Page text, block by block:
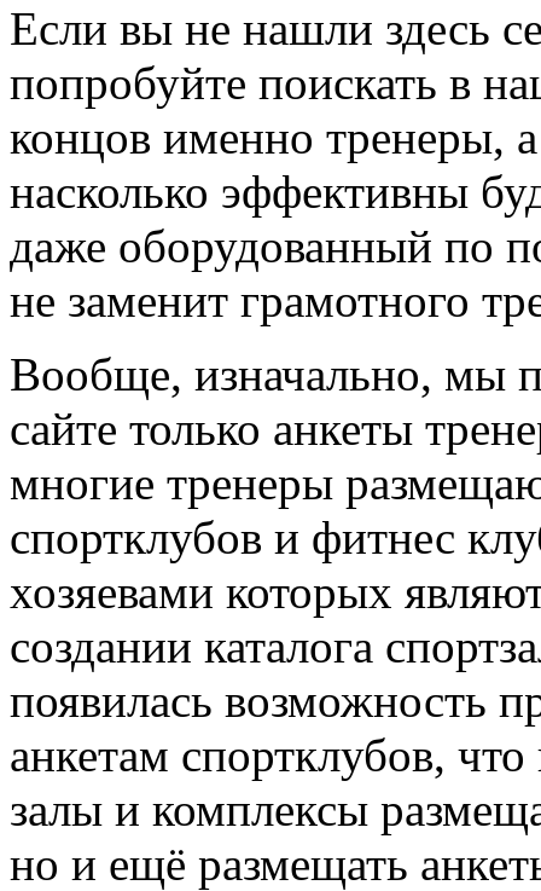
Если вы не нашли здесь
попробуйте поискать в
концов именно тренеры,
насколько эффективны
даже оборудованный по
не заменит грамотного
Вообще, изначально, мы
сайте только анкеты
многие тренеры
спортклубов и фитнес
хозяевами которых
создании каталога
появилась возможность
анкетам спортклубов,
залы и комплексы
но и ещё размещать